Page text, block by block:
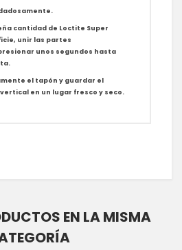
cantidad de Loctite Super
unir las partes
unos segundos hasta
el tapón y guardar el
en un lugar fresco y seco.
EN LA MISMA